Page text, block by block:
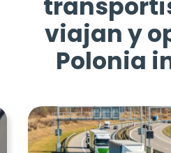
viajan y
Polonia